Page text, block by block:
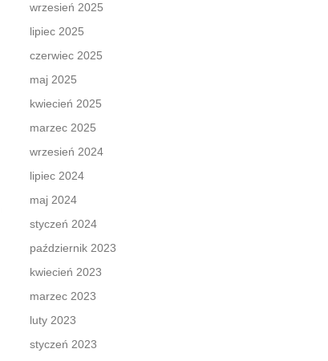
wrzesień 2025
lipiec 2025
czerwiec 2025
maj 2025
kwiecień 2025
marzec 2025
wrzesień 2024
lipiec 2024
maj 2024
styczeń 2024
październik 2023
kwiecień 2023
marzec 2023
luty 2023
styczeń 2023